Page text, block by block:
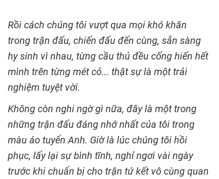
Rồi cách chúng tôi vượt qua mọi khó khăn
trong trận đấu, chiến đấu đến cùng, sẵn sàng
hy sinh vì nhau, từng cầu thủ đều cống hiến hết
mình trên từng mét cỏ... thật sự là một trải
nghiệm tuyệt vời.
Không còn nghi ngờ gì nữa, đây là một trong
những trận đấu đáng nhớ nhất của tôi trong
màu áo tuyển Anh. Giờ là lúc chúng tôi hồi
phục, lấy lại sự bình tĩnh, nghỉ ngơi vài ngày
trước khi chuẩn bị cho trận tứ kết vô cùng quan